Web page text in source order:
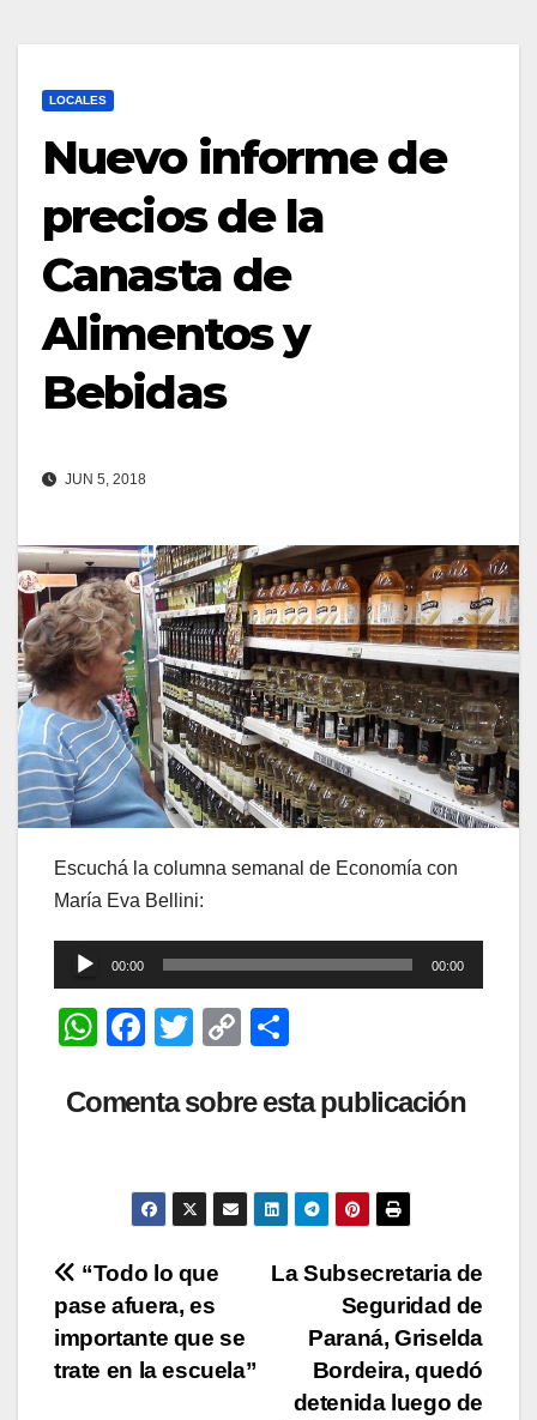
LOCALES
Nuevo informe de
precios de la
Canasta de
Alimentos y
Bebidas
JUN 5, 2018
Escuchá la columna semanal de Economía con
María Eva Bellini:
Reproductor
de
audio
00:00 00:00
W
at
p
F
c
b
o
o
k
T
tt
C
p
Li
n
m
ar
tir
Comenta sobre esta publicación
Navegación
de
entradas
La Subsecretaria de
Seguridad de
Paraná, Griselda
Bordeira, quedó
detenida luego de
“Todo lo que
pase afuera, es
importante que se
trate en la escuela”